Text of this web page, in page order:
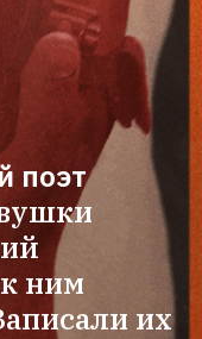
поэт
ним
их